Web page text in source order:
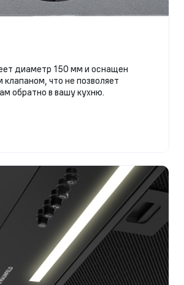
диаметр 150 мм и оснащен
клапаном, что не позволяет
обратно в вашу кухню.